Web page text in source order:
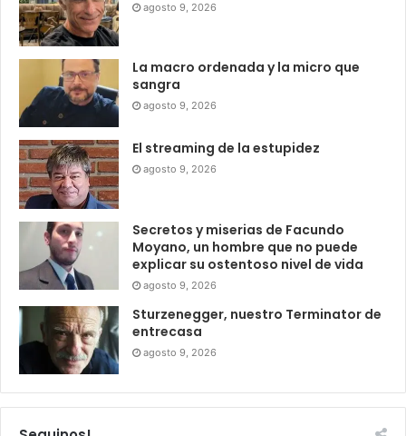
agosto 9, 2026
La macro ordenada y la micro que
sangra
agosto 9, 2026
El streaming de la estupidez
agosto 9, 2026
Secretos y miserias de Facundo
Moyano, un hombre que no puede
explicar su ostentoso nivel de vida
agosto 9, 2026
Sturzenegger, nuestro Terminator de
entrecasa
agosto 9, 2026